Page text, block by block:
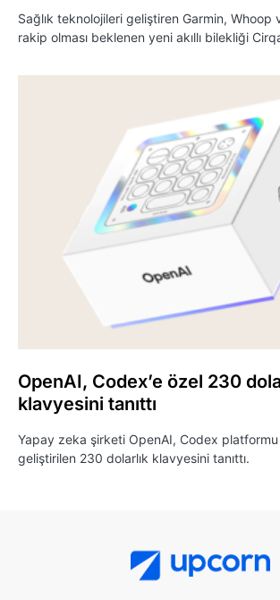
Sağlık teknolojileri geliştiren Garmin, Whoop
rakip olması beklenen yeni akıllı bilekliği
OpenAI, Codex’e özel 230
klavyesini tanıttı
Yapay zeka şirketi OpenAI, Codex
geliştirilen 230 dolarlık klavyesini tanıttı.